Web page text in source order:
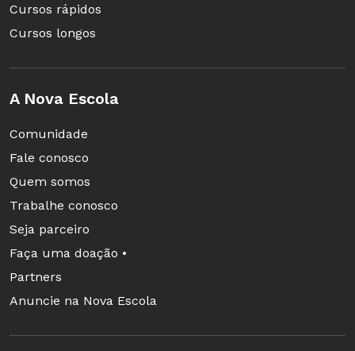
Cursos rápidos
Cursos longos
A Nova Escola
Comunidade
Fale conosco
Quem somos
Trabalhe conosco
Seja parceiro
Faça uma doação •
Partners
Anuncie na Nova Escola